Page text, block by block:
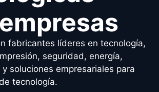
fabricantes líderes en tecnología,
seguridad, energía,
soluciones empresariales para
tecnología.